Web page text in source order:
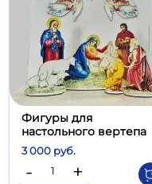
Фигуры для
настольного вертепа
3 000 руб.
- +